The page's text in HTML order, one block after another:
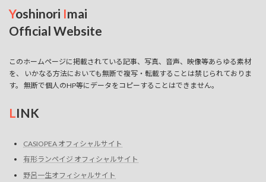
ン
Yoshinori Imai
Official Website
このホームページに掲載されている記事、写真、音声、映像等あらゆる素材
を、 いかなる方法においても無断で複写・転載することは禁じられておりま
す。 無断で個人のHP等にデータをコピーすることはできません。
LINK
CASIOPEA オフィシャルサイト
有形ランペイジ オフィシャルサイト
野呂一生オフィシャルサイト